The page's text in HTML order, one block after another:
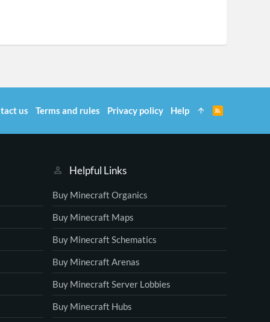
Helpful Links
Buy Minecraft Organics
Buy Minecraft Maps
Buy Minecraft Schematics
Buy Minecraft Arenas
Buy Minecraft Server Lobbies
Buy Minecraft Hubs
us Terms and rules Privacy policy Help